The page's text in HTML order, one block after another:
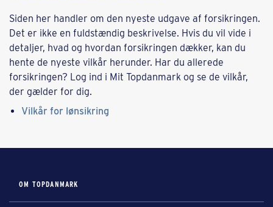
Siden her handler om den nyeste udgave af forsikringen.
Det er ikke en fuldstændig beskrivelse. Hvis du vil vide i
detaljer, hvad og hvordan forsikringen dækker, kan du
hente de nyeste vilkår herunder. Har du allerede
forsikringen? Log ind i Mit Topdanmark og se de vilkår,
der gælder for dig.
Vilkår for lønsikring
OM TOPDANMARK